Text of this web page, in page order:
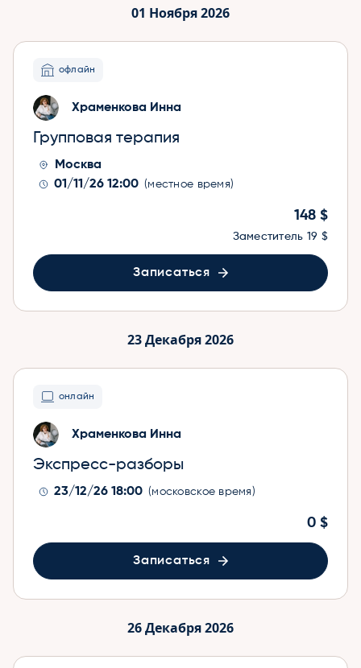
01 Ноября 2026
офлайн
Храменкова Инна
Групповая терапия
Москва
01/11/26 12:00 (местное время)
148 $
Заместитель 19 $
Записаться
23 Декабря 2026
онлайн
Храменкова Инна
Экспресс-разборы
23/12/26 18:00 (московское время)
0 $
Записаться
26 Декабря 2026